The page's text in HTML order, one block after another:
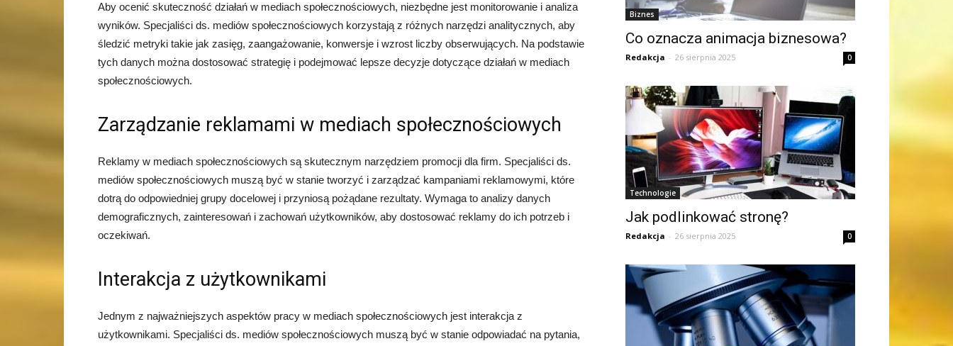
Aby ocenić skuteczność działań w mediach społecznościowych, niezbędne jest monitorowanie i analiza
wyników. Specjaliści ds. mediów społecznościowych korzystają z różnych narzędzi analitycznych, aby
śledzić metryki takie jak zasięg, zaangażowanie, konwersje i wzrost liczby obserwujących. Na podstawie
tych danych można dostosować strategię i podejmować lepsze decyzje dotyczące działań w mediach
społecznościowych.
Zarządzanie reklamami w mediach społecznościowych
Reklamy w mediach społecznościowych są skutecznym narzędziem promocji dla firm. Specjaliści ds.
mediów społecznościowych muszą być w stanie tworzyć i zarządzać kampaniami reklamowymi, które
dotrą do odpowiedniej grupy docelowej i przyniosą pożądane rezultaty. Wymaga to analizy danych
demograficznych, zainteresowań i zachowań użytkowników, aby dostosować reklamy do ich potrzeb i
oczekiwań.
Interakcja z użytkownikami
Jednym z najważniejszych aspektów pracy w mediach społecznościowych jest interakcja z
użytkownikami. Specjaliści ds. mediów społecznościowych muszą być w stanie odpowiadać na pytania,
Biznes
Co oznacza animacja biznesowa?
Redakcja - 26 sierpnia 2025 0
Technologie
Jak podlinkować stronę?
Redakcja - 26 sierpnia 2025 0